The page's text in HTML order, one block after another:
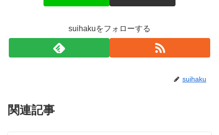
suihakuをフォローする
suihaku
関連記事